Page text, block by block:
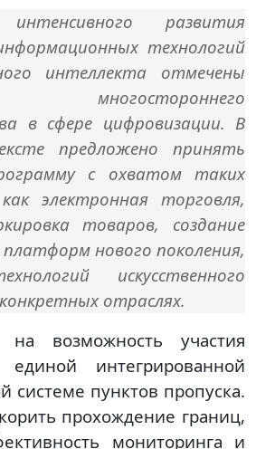
развития
технологий
интеллекта отмечены
многостороннего
в сфере цифровизации. В
предложено принять
с охватом таких
электронная торговля,
товаров, создание
платформ нового поколения,
искусственного
отраслях.
на возможность участия
интегрированной
системе пунктов пропуска.
прохождение границ,
мониторинга и